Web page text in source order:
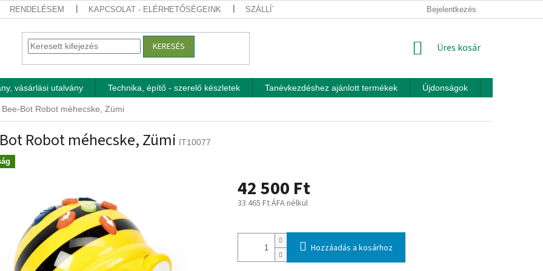
RENDELÉSEM KAPCSOLAT - ELÉRHETŐSÉGEINK SZÁLLÍTÁSI FELTÉTELEK ÜZLETI FELTÉTELEK (ÁSZF)
Bejelentkezés
KERESÉS KOSÁR
Üres kosár
vásárlási utalvány Technika, építő - szerelő készletek Tanévkezdéshez ajánlott termékek Újdonságok
Bee-Bot Robot méhecske, Zümi
Robot méhecske, Zümi IT10077
42 500 Ft
33 465 Ft ÁFA nélkül
Hozzáadás a kosárhoz